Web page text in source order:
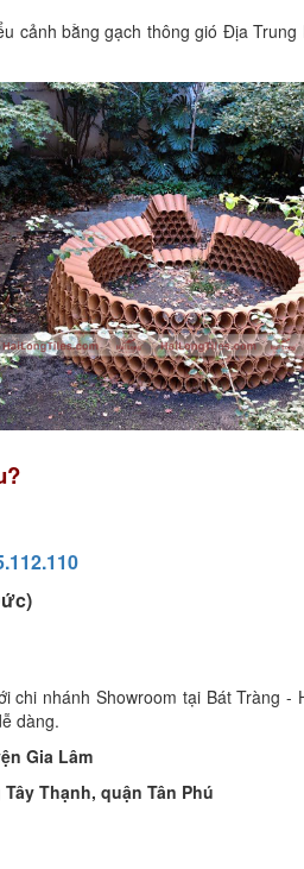
cảnh bằng gạch thông gió Địa
nhánh Showroom tại Bát Tràng -
dàng.
Gia Lâm
Thạnh, quận Tân Phú